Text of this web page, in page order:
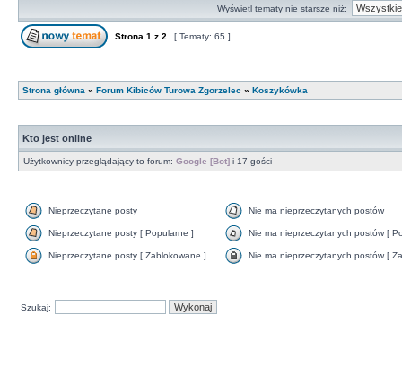
Wyświetl tematy nie starsze niż:
Strona 1 z 2 [ Tematy: 65 ]
Strona główna » Forum Kibiców Turowa Zgorzelec » Koszykówka
Kto jest online
Użytkownicy przeglądający to forum: Google [Bot] i 17 gości
Nieprzeczytane posty Nie ma nieprzeczytanych postów
Nieprzeczytane posty [ Popularne ] Nie ma nieprzeczytanych postów [
Nieprzeczytane posty [ Zablokowane ] Nie ma nieprzeczytanych postów [
Szukaj: